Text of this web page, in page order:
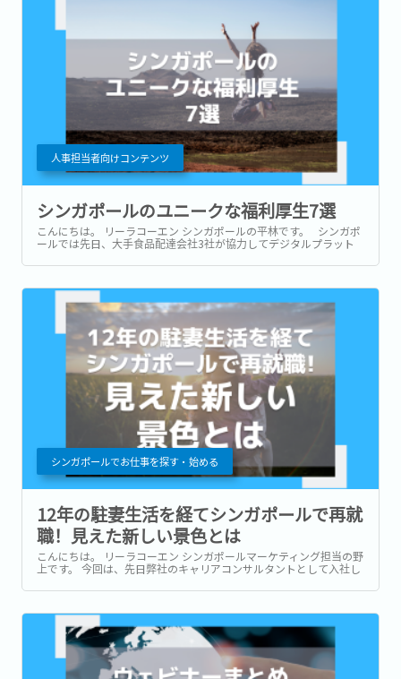
人事担当者向けコンテンツ
シンガポールのユニークな福利厚生7選
こんにちは。 リーラコーエン シンガポールの平林です。 シンガポ
ールでは先日、大手食品配達会社3社が協力してデジタルプラット
業員の健康と安全を目的とし、労働者保護法の変更を後押しすると
シンガポールでお仕事を探す・始める
12年の駐妻生活を経てシンガポールで再就
職！見えた新しい景色とは
こんにちは。 リーラコーエン シンガポールマーケティング担当の野
上です。 今回は、先日弊社のキャリアコンサルタントとして入社し
社後、営業担当から広報業務など務めた内藤さん。結婚後、ご主人